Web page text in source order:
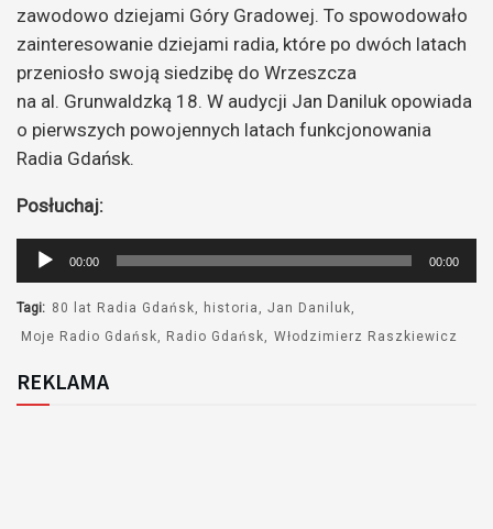
zawodowo dziejami Góry Gradowej. To spowodowało
zainteresowanie dziejami radia, które po dwóch latach
przeniosło swoją siedzibę do Wrzeszcza
na al. Grunwaldzką 18. W audycji Jan Daniluk opowiada
o pierwszych powojennych latach funkcjonowania
Radia Gdańsk.
Posłuchaj:
Odtwarzacz
plików
dźwiękowych
00:00 00:00
Tagi: 80 lat Radia Gdańsk historia
Jan Daniluk
Moje Radio Gdańsk
Radio Gdańsk Włodzimierz Raszkiewicz
REKLAMA